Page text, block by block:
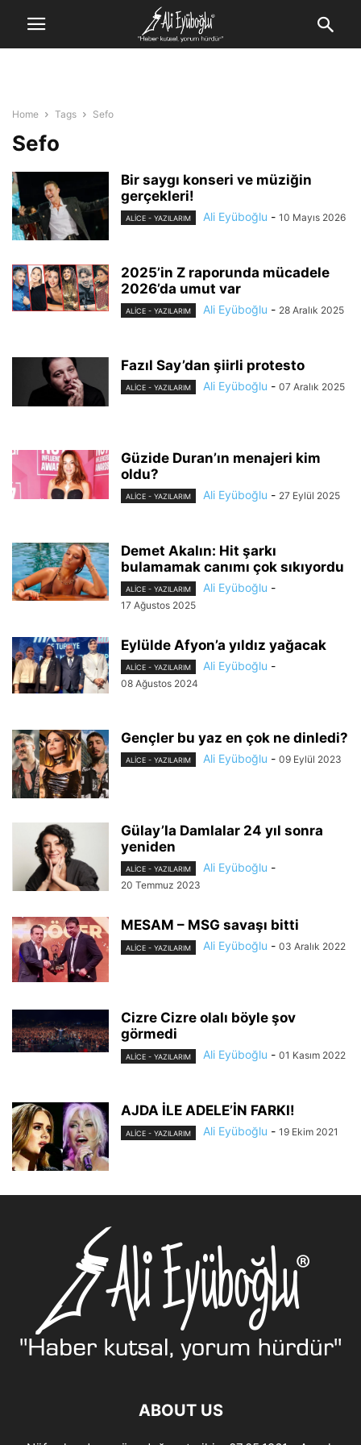
Home Tags Sefo
Sefo
Bir saygı konseri ve müziğin
gerçekleri!
ALİCE - YAZILARIM Ali Eyüboğlu - 10 Mayıs 2026
2025’in Z raporunda mücadele
2026’da umut var
ALİCE - YAZILARIM Ali Eyüboğlu - 28 Aralık 2025
Fazıl Say’dan şiirli protesto
ALİCE - YAZILARIM Ali Eyüboğlu - 07 Aralık 2025
Güzide Duran’ın menajeri kim
oldu?
ALİCE - YAZILARIM Ali Eyüboğlu - 27 Eylül 2025
Demet Akalın: Hit şarkı
bulamamak canımı çok sıkıyordu
ALİCE - YAZILARIM Ali Eyüboğlu -
17 Ağustos 2025
Eylülde Afyon’a yıldız yağacak
ALİCE - YAZILARIM Ali Eyüboğlu -
08 Ağustos 2024
Gençler bu yaz en çok ne dinledi?
ALİCE - YAZILARIM Ali Eyüboğlu - 09 Eylül 2023
Gülay’la Damlalar 24 yıl sonra
yeniden
ALİCE - YAZILARIM Ali Eyüboğlu -
20 Temmuz 2023
MESAM – MSG savaşı bitti
ALİCE - YAZILARIM Ali Eyüboğlu - 03 Aralık 2022
Cizre Cizre olalı böyle şov
görmedi
ALİCE - YAZILARIM Ali Eyüboğlu - 01 Kasım 2022
AJDA İLE ADELE’İN FARKI!
ALİCE - YAZILARIM Ali Eyüboğlu - 19 Ekim 2021
ABOUT US